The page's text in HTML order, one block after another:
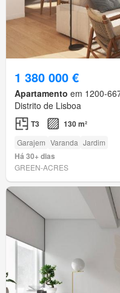
1 380 000 €
Apartamento em 1200-
Distrito de Lisboa
T3 130 m²
Garajem Varanda Jardim
Há 30+ dias
GREEN-ACRES